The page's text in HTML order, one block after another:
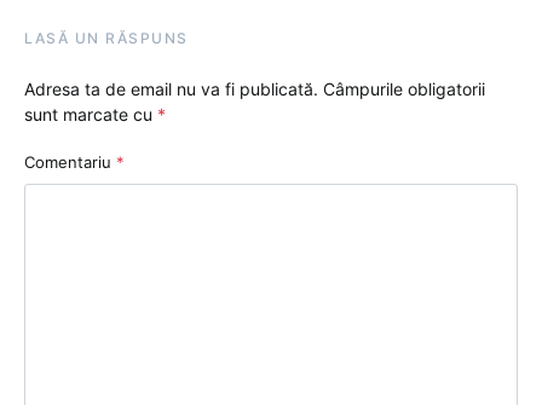
LASĂ UN RĂSPUNS
Adresa ta de email nu va fi publicată. Câmpurile obligatorii
sunt marcate cu *
Comentariu *